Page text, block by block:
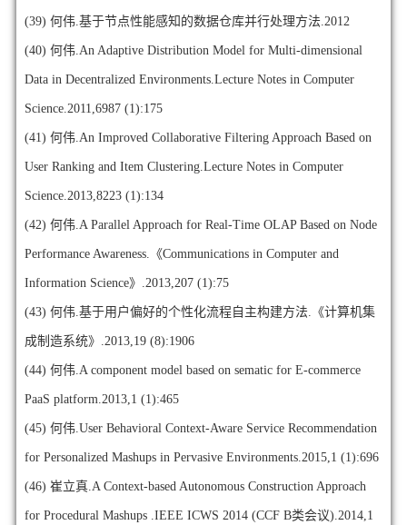
(39) 何伟.基于节点性能感知的数据仓库并行处理方法.2012
(40) 何伟.An Adaptive Distribution Model for Multi-dimensional
Data in Decentralized Environments.Lecture Notes in Computer
Science.2011,6987 (1):175
(41) 何伟.An Improved Collaborative Filtering Approach Based on
User Ranking and Item Clustering.Lecture Notes in Computer
Science.2013,8223 (1):134
(42) 何伟.A Parallel Approach for Real-Time OLAP Based on Node
Performance Awareness.《Communications in Computer and
Information Science》.2013,207 (1):75
(43) 何伟.基于用户偏好的个性化流程自主构建方法.《计算机集
成制造系统》.2013,19 (8):1906
(44) 何伟.A component model based on sematic for E-commerce
PaaS platform.2013,1 (1):465
(45) 何伟.User Behavioral Context-Aware Service Recommendation
for Personalized Mashups in Pervasive Environments.2015,1 (1):696
(46) 崔立真.A Context-based Autonomous Construction Approach
for Procedural Mashups .IEEE ICWS 2014 (CCF B类会议).2014,1